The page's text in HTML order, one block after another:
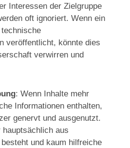
Interessen der Zielgruppe
oft ignoriert. Wenn ein
veröffentlicht, könnte dies
verwirren und
: Wenn Inhalte mehr
Informationen enthalten,
genervt und ausgenutzt.
hauptsächlich aus
und kaum hilfreiche